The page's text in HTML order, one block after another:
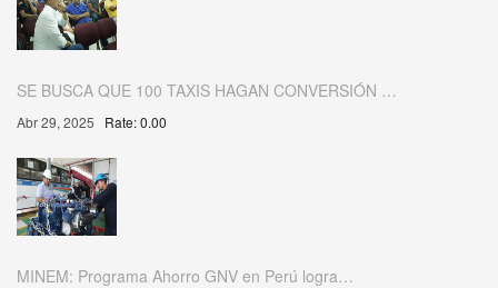
SE BUSCA QUE 100 TAXIS HAGAN CONVERSIÓN …
Abr 29, 2025 Rate: 0.00
MINEM: Programa Ahorro GNV en Perú logra…